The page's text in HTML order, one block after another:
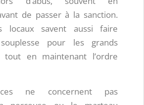
de passer à la sanction.
locaux savent aussi faire
pour les grands
tout en maintenant l’ordre
ne concernent pas